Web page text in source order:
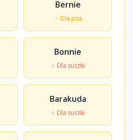
Bernie
♂ Dla psa
Bonnie
♀ Dla suczki
Barakuda
♀ Dla suczki